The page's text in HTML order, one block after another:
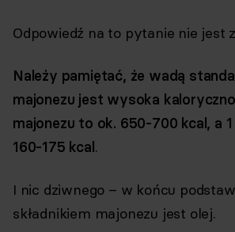
Odpowiedź na to pytanie nie jest
Należy pamiętać, że wadą
majonezu jest wysoka
majonezu to ok. 650-700 kcal, a
160-175 kcal.
I nic dziwnego – w końcu
składnikiem majonezu jest olej.